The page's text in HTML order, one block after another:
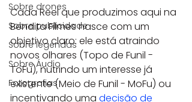
Sobre drones
Sobre publicidade
Sobre legendas
Sobre Áudio
Fotografias
Cada Reel que produzimos aqui na
Bendita Filmes nasce com um
objetivo claro: ele está atraindo
novos olhares (Topo de Funil -
ToFu), nutrindo um interesse já
existente (Meio de Funil - MoFu) ou
incentivando uma decisão de